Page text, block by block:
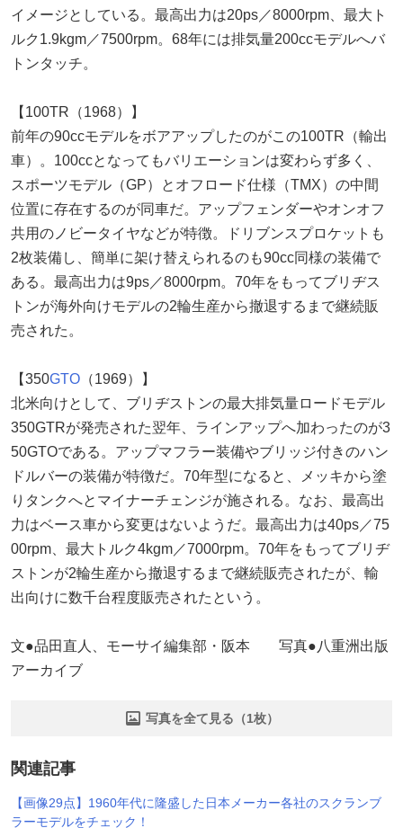
イメージとしている。最高出力は20ps／8000rpm、最大ト
ルク1.9kgm／7500rpm。68年には排気量200ccモデルへバ
トンタッチ。
【100TR（1968）】
前年の90ccモデルをボアアップしたのがこの100TR（輸出
車）。100ccとなってもバリエーションは変わらず多く、
スポーツモデル（GP）とオフロード仕様（TMX）の中間
位置に存在するのが同車だ。アップフェンダーやオンオフ
共用のノビータイヤなどが特徴。ドリブンスプロケットも
2枚装備し、簡単に架け替えられるのも90cc同様の装備で
ある。最高出力は9ps／8000rpm。70年をもってブリヂス
トンが海外向けモデルの2輪生産から撤退するまで継続販
売された。
【350GTO （1969）】
北米向けとして、ブリヂストンの最大排気量ロードモデル
350GTRが発売された翌年、ラインアップへ加わったのが3
50GTOである。アップマフラー装備やブリッジ付きのハン
ドルバーの装備が特徴だ。70年型になると、メッキから塗
りタンクへとマイナーチェンジが施される。なお、最高出
力はベース車から変更はないようだ。最高出力は40ps／75
00rpm、最大トルク4kgm／7000rpm。70年をもってブリヂ
ストンが2輪生産から撤退するまで継続販売されたが、輸
出向けに数千台程度販売されたという。
文●品田直人、モーサイ編集部・阪本 写真●八重洲出版
アーカイブ
写真を全て見る（1枚）
関連記事
【画像29点】1960年代に隆盛した日本メーカー各社のスクランブ
ラーモデルをチェック！